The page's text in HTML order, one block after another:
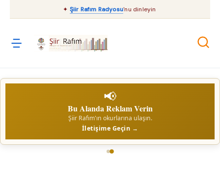
✦ Şiir Rafım Radyosu'nu dinleyin
📢
Bu Alanda Reklam Verin
Şiir Rafım'ın okurlarına ulaşın.
İletişime Geçin →